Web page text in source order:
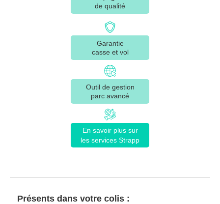
de qualité
Garantie
casse et vol
Outil de gestion
parc avancé
En savoir plus sur
les services Strapp
Présents dans votre colis :